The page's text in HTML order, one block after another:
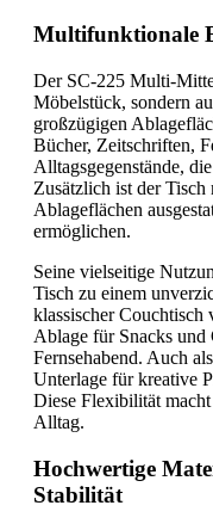
Multifunktionale
Der SC-225 Multi-
Möbelstück, sondern
großzügigen
Bücher, Zeitschriften,
Alltagsgegenstände,
Zusätzlich ist der Tisch
Ablageflächen
ermöglichen.
Seine vielseitige
Tisch zu einem
klassischer Couchtisch
Ablage für Snacks und
Fernsehabend. Auch
Unterlage für kreative
Diese Flexibilität
Alltag.
Hochwertige
Stabilität